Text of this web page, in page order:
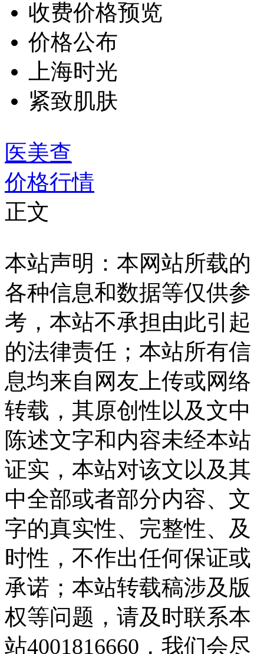
收费价格预览
价格公布
上海时光
紧致肌肤
医美查
价格行情
正文
本站声明：本网站所载的
各种信息和数据等仅供参
考，本站不承担由此引起
的法律责任；本站所有信
息均来自网友上传或网络
转载，其原创性以及文中
陈述文字和内容未经本站
证实，本站对该文以及其
中全部或者部分内容、文
字的真实性、完整性、及
时性，不作出任何保证或
承诺；本站转载稿涉及版
权等问题，请及时联系本
站4001816660，我们会尽